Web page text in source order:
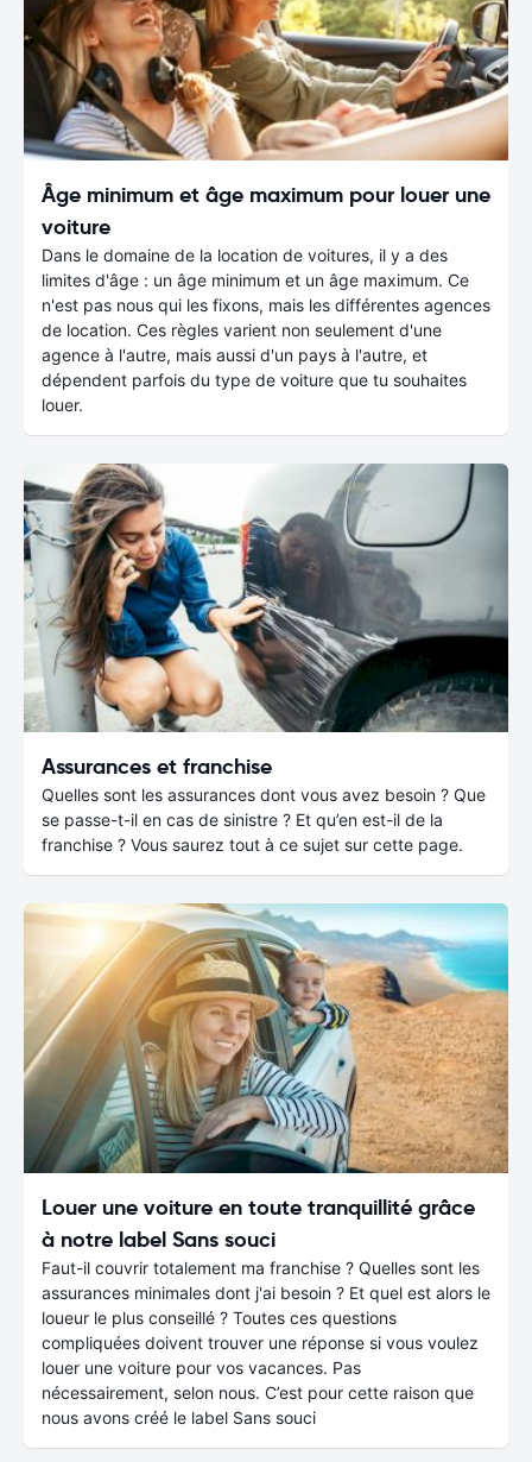
Âge minimum et âge maximum pour louer une
voiture
Dans le domaine de la location de voitures, il y a des
limites d'âge : un âge minimum et un âge maximum. Ce
n'est pas nous qui les fixons, mais les différentes agences
de location. Ces règles varient non seulement d'une
agence à l'autre, mais aussi d'un pays à l'autre, et
dépendent parfois du type de voiture que tu souhaites
louer.
Assurances et franchise
Quelles sont les assurances dont vous avez besoin ? Que
se passe-t-il en cas de sinistre ? Et qu’en est-il de la
franchise ? Vous saurez tout à ce sujet sur cette page.
Louer une voiture en toute tranquillité grâce
à notre label Sans souci
Faut-il couvrir totalement ma franchise ? Quelles sont les
assurances minimales dont j'ai besoin ? Et quel est alors le
loueur le plus conseillé ? Toutes ces questions
compliquées doivent trouver une réponse si vous voulez
louer une voiture pour vos vacances. Pas
nécessairement, selon nous. C’est pour cette raison que
nous avons créé le label Sans souci